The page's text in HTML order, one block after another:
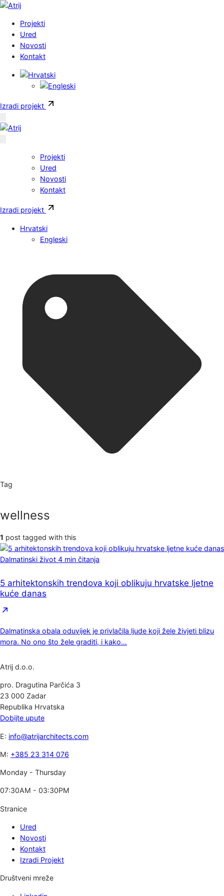
Skoči do sadržaja
Projekti
Ured
Novosti
Kontakt
Izradi projekt
Projekti
Ured
Novosti
Kontakt
Izradi projekt
Hrvatski
Engleski
Tag
wellness
1 post tagged with this
Dalmatinski život 4 min čitanja
5 arhitektonskih trendova koji oblikuju hrvatske ljetne
kuće danas
Dalmatinska obala oduvijek je privlačila ljude koji žele živjeti blizu
mora. No ono što žele graditi, i kako…
Atrij d.o.o.
pro. Dragutina Parčića 3
23 000 Zadar
Republika Hrvatska
Dobijte upute
E: info@atrijarchitects.com
M: +385 23 314 076
Monday - Thursday
07:30AM - 03:30PM
Stranice
Ured
Novosti
Kontakt
Izradi Projekt
Društveni mreže